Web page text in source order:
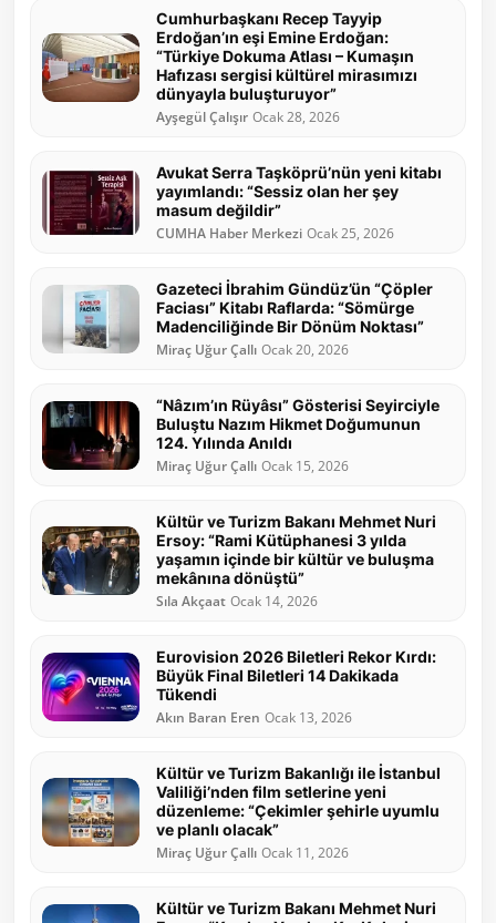
Cumhurbaşkanı Recep Tayyip
Erdoğan’ın eşi Emine Erdoğan:
“Türkiye Dokuma Atlası – Kumaşın
Hafızası sergisi kültürel mirasımızı
dünyayla buluşturuyor”
Ayşegül Çalışır Ocak 28, 2026
Avukat Serra Taşköprü’nün yeni kitabı
yayımlandı: “Sessiz olan her şey
masum değildir”
CUMHA Haber Merkezi Ocak 25, 2026
Gazeteci İbrahim Gündüz’ün “Çöpler
Faciası” Kitabı Raflarda: “Sömürge
Madenciliğinde Bir Dönüm Noktası”
Miraç Uğur Çallı Ocak 20, 2026
“Nâzım’ın Rüyâsı” Gösterisi Seyirciyle
Buluştu Nazım Hikmet Doğumunun
124. Yılında Anıldı
Miraç Uğur Çallı Ocak 15, 2026
Kültür ve Turizm Bakanı Mehmet Nuri
Ersoy: “Rami Kütüphanesi 3 yılda
yaşamın içinde bir kültür ve buluşma
mekânına dönüştü”
Sıla Akçaat Ocak 14, 2026
Eurovision 2026 Biletleri Rekor Kırdı:
Büyük Final Biletleri 14 Dakikada
Tükendi
Akın Baran Eren Ocak 13, 2026
Kültür ve Turizm Bakanlığı ile İstanbul
Valiliği’nden film setlerine yeni
düzenleme: “Çekimler şehirle uyumlu
ve planlı olacak”
Miraç Uğur Çallı Ocak 11, 2026
Kültür ve Turizm Bakanı Mehmet Nuri